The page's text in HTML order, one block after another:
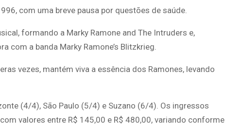
com uma breve pausa por questões de saúde.
formando a Marky Ramone and The Intruders e,
com a banda Marky Ramone’s Blitzkrieg.
vezes, mantém viva a essência dos Ramones, levando
(4/4), São Paulo (5/4) e Suzano (6/4). Os ingressos
com valores entre R$ 145,00 e R$ 480,00, variando conforme